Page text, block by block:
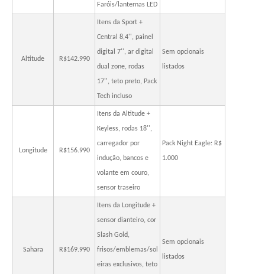
Faróis/lanternas LED
Altitude R$142.990
Itens da Sport +
Central 8,4'', painel
digital 7'', ar digital
dual zone, rodas
17'', teto preto, Pack
Tech incluso
Sem opcionais
listados
Longitude R$156.990
Itens da Altitude +
Keyless, rodas 18'',
carregador por
indução, bancos e
volante em couro,
sensor traseiro
Pack Night Eagle: R$
1.000
Sahara R$169.990
Itens da Longitude +
sensor dianteiro, cor
Slash Gold,
frisos/emblemas/sol
eiras exclusivos, teto
Sem opcionais
listados